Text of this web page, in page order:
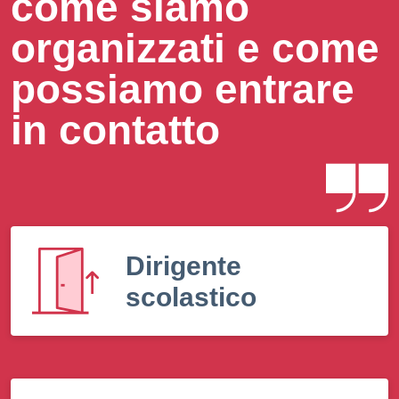
organizzati e come
possiamo entrare
in contatto
Dirigente
scolastico